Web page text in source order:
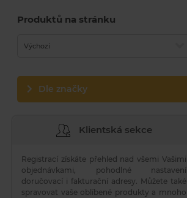
Produktů na stránku
Výchozí
Dle značky
Klientská sekce
Registrací získáte přehled nad všemi Vašimi
objednávkami, pohodlné nastavení
doručovací i fakturační adresy. Můžete také
spravovat vaše oblíbené produkty a mnoho